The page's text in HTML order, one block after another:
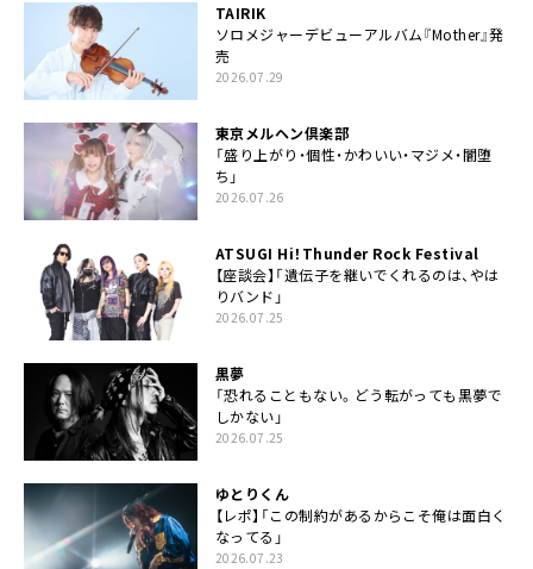
TAIRIK
ソロメジャーデビューアルバム『Mother』発
売
2026.07.29
東京メルヘン倶楽部
「盛り上がり・個性・かわいい・マジメ・闇堕
ち」
2026.07.26
ATSUGI Hi！Thunder Rock Festival
【座談会】「遺伝子を継いでくれるのは、やは
りバンド」
2026.07.25
黒夢
「恐れることもない。どう転がっても黒夢で
しかない」
2026.07.25
ゆとりくん
【レポ】「この制約があるからこそ俺は面白く
なってる」
2026.07.23